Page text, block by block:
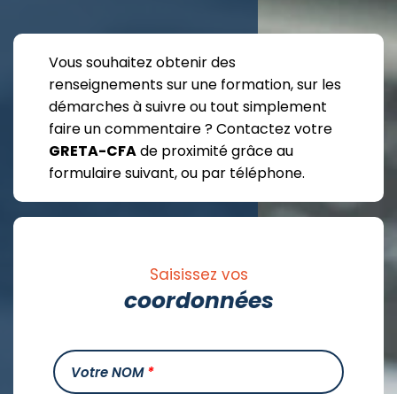
Vous souhaitez obtenir des
renseignements sur une formation, sur les
démarches à suivre ou tout simplement
faire un commentaire ? Contactez votre
GRETA-CFAde proximité grâce au
formulaire suivant, ou par téléphone.
Saisissez vos
coordonnées
Votre NOM*